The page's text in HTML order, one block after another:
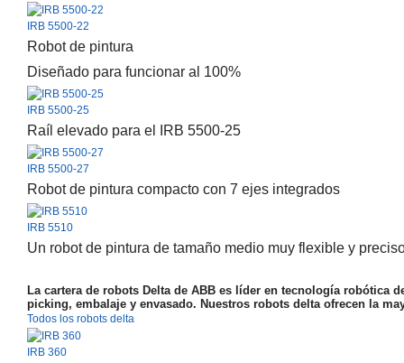
IRB 5500-22
Robot de pintura
Diseñado para funcionar al 100%
IRB 5500-25
Raíl elevado para el IRB 5500-25
IRB 5500-27
Robot de pintura compacto con 7 ejes integrados
IRB 5510
Un robot de pintura de tamaño medio muy flexible y
La cartera de robots Delta de ABB es líder en tecnología robótica
picking, embalaje y envasado. Nuestros robots delta ofrecen la
Todos los robots delta
IRB 360